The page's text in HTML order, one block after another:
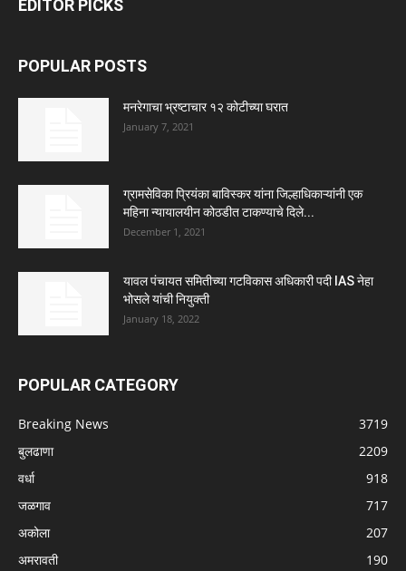
EDITOR PICKS
POPULAR POSTS
मनरेगाचा भ्रष्टाचार १२ कोटीच्या घरात
January 7, 2021
ग्रामसेविका प्रियंका बाविस्कर यांना जिल्हाधिकाऱ्यांनी एक
महिना न्यायालयीन कोठडीत टाकण्याचे दिले...
December 1, 2021
यावल पंचायत समितीच्या गटविकास अधिकारी पदी IAS नेहा
भोसले यांची नियुक्ती
January 18, 2022
POPULAR CATEGORY
Breaking News
3719
बुलढाणा
2209
वर्धा
918
जळगाव
717
अकोला
207
अमरावती
190